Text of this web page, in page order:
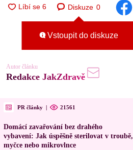
Diskuze 0
Vstoupit do diskuze
Autor článku
Redakce JakZdravě
PR články | 21561
Domácí zavařování bez drahého
vybavení: Jak úspěšně sterilovat v troubě,
myčce nebo mikrovlnce